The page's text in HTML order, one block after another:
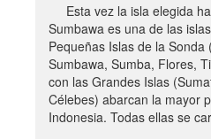
Esta vez la isla elegida
Sumbawa es una de las
Pequeñas Islas de la Sonda
Sumbawa, Sumba, Flores,
con las Grandes Islas
Célebes) abarcan la mayor
Indonesia. Todas ellas se